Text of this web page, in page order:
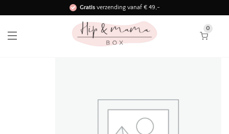
Gratisverzending vanaf € 49,-
Binnen 3 werkdagen in huis!
0